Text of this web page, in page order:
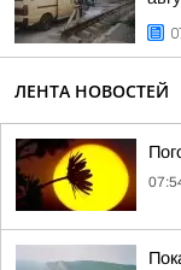
ЛЕНТА НОВОСТЕЙ